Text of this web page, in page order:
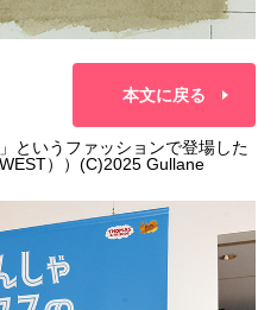
本文に戻る
というファッションで登場した
））(C)2025 Gullane